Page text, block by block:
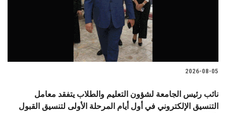
2026-08-05
نائب رئيس الجامعة لشؤون التعليم والطلاب يتفقد معامل
التنسيق الإلكتروني في أول أيام المرحلة الأولى لتنسيق القبول